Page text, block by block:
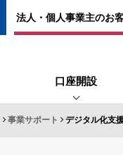
法人・個人事業主のお
口座開設
事業サポート デジタル化支